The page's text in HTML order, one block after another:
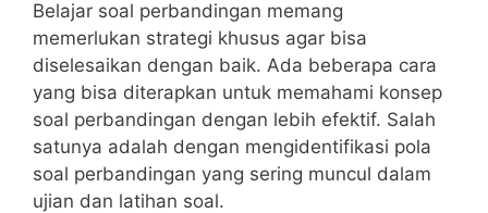
Belajar soal perbandingan memang
memerlukan strategi khusus​ agar bisa
diselesaikan dengan baik. Ada beberapa cara
yang bisa diterapkan untuk memahami konsep
soal perbandingan dengan lebih efektif. Salah
satunya adalah dengan mengidentifikasi pola
soal perbandingan yang sering muncul‌ dalam
ujian dan latihan soal.